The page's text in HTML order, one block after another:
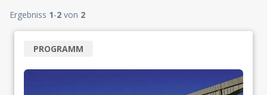
Ergebniss 1-2 von 2
PROGRAMM